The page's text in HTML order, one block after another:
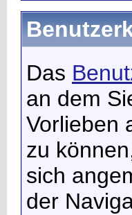
Das
an dem
Vorlieben
zu
sich
der